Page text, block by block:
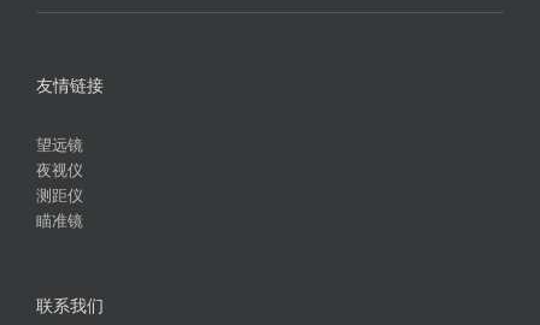
友情链接
望远镜
夜视仪
测距仪
瞄准镜
联系我们